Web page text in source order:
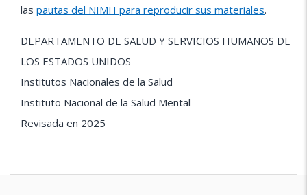
las pautas del NIMH para reproducir sus materiales.
DEPARTAMENTO DE SALUD Y SERVICIOS HUMANOS DE
LOS ESTADOS UNIDOS
Institutos Nacionales de la Salud
Instituto Nacional de la Salud Mental
Revisada en 2025